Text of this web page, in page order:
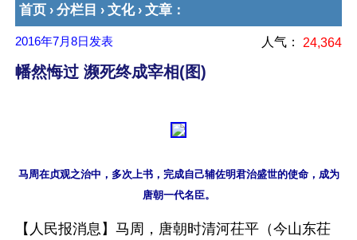
首页 › 分栏目 › 文化› 文章 ：
2016年7月8日 发表 人气： 24,364
幡然悔过 濒死终成宰相(图)
马周在贞观之治中，多次上书，完成自己辅佐明君治盛世的使命，成为
【人民报消息】马周，唐朝时清河茌平（今山东茌